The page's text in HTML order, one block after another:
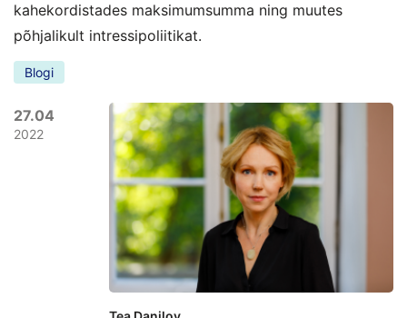
kahekordistades maksimumsumma ning muutes
põhjalikult intressipoliitikat.
Blogi
27.04
2022